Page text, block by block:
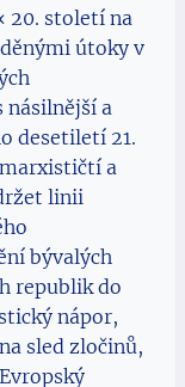
20. století na
útoky v
násilnější a
desetiletí 21.
a
linii
bývalých
republik do
nápor,
sled zločinů,